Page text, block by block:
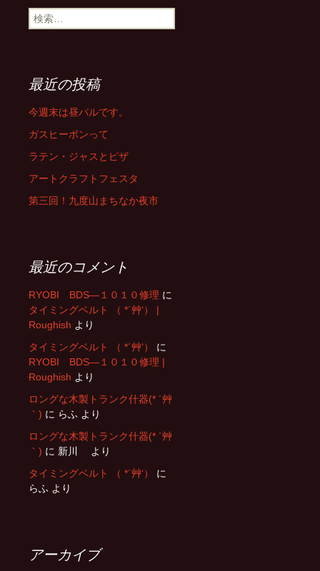
検
索:
最近の投稿
今週末は昼バルです。
ガスヒーポンって
ラテン・ジャスとピザ
アートクラフトフェスタ
第三回！九度山まちなか夜市
最近のコメント
RYOBI BDS―１０１０修理 に
タイミングベルト （ *´艸‘） |
Roughish より
タイミングベルト （ *´艸‘）
に
RYOBI BDS―１０１０修理 |
Roughish より
ロングな木製トランク什器(* ´艸
｀) に らふ より
ロングな木製トランク什器(* ´艸
｀) に 新川
より
タイミングベルト （ *´艸‘）
に
らふ より
アーカイブ